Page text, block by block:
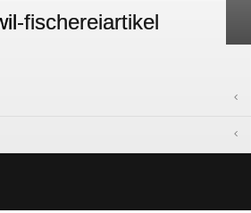
-fischereiartikel